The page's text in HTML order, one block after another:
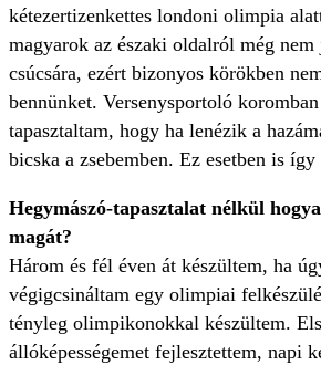
kétezertizenkettes londoni olimpia
magyarok az északi oldalról még
csúcsára, ezért bizonyos körökben
bennünket. Versenysportoló
tapasztaltam, hogy ha lenézik a
bicska a zsebemben. Ez esetben is
Hegymászó-tapasztalat nélkül
magát?
Három és fél éven át készültem, ha
végigcsináltam egy olimpiai
tényleg olimpikonokkal készültem.
állóképességemet fejlesztettem, napi